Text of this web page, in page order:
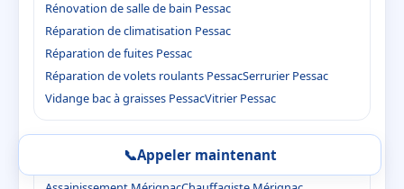
Rénovation de salle de bain Pessac
Réparation de climatisation Pessac
Réparation de fuites Pessac
Réparation de volets roulants PessacSerrurier Pessac
Vidange bac à graisses PessacVitrier Pessac
Mérignac (33700)
📞Appeler maintenant